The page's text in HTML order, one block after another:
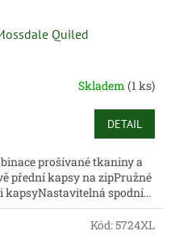
Quiled
Skladem (1 ks)
DETAIL
prošívané tkaniny a
přední kapsy na zipPružné
spodní...
Kód:5724XL